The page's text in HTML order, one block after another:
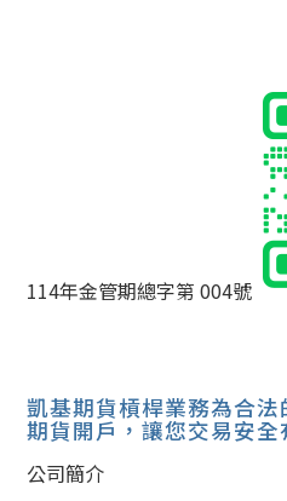
114年金管期總字第 004號
凱基期貨槓桿業務為合
期貨開戶，讓您交易安全
公司簡介